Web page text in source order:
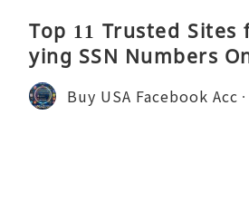
Top 11 Trusted Sites
ying SSN Numbers
Buy USA Facebook Acc